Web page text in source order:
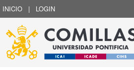
INICIO | LOGIN